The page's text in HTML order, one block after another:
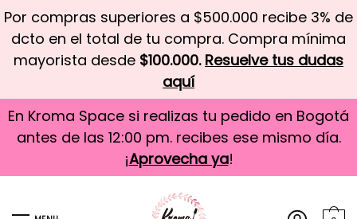
Por compras superiores a $500.000 recibe 3% de
dcto en el total de tu compra. Compra mínima
mayorista desde $100.000. Resuelve tus dudas
aquí
En Kroma Space si realizas tu pedido en Bogotá
antes de las 12:00 pm. recibes ese mismo día.
¡Aprovecha ya!